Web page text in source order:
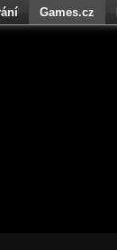
Games.cz